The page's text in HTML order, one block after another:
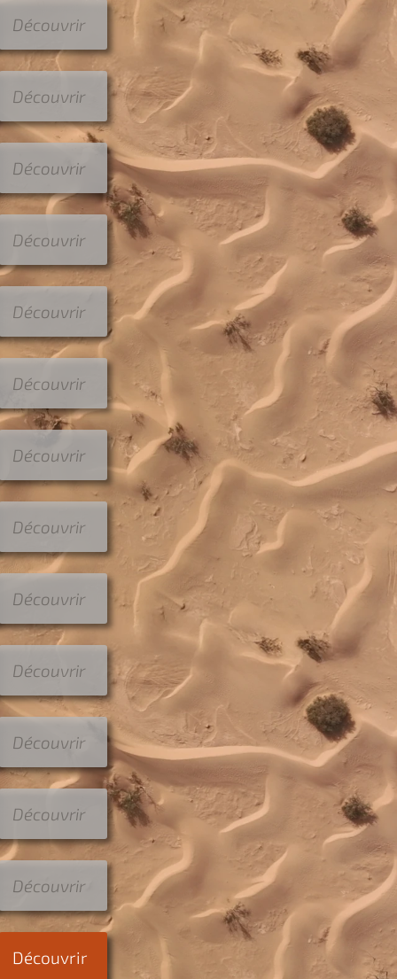
Découvrir
Découvrir
Découvrir
Découvrir
Découvrir
Découvrir
Découvrir
Découvrir
Découvrir
Découvrir
Découvrir
Découvrir
Découvrir
Découvrir